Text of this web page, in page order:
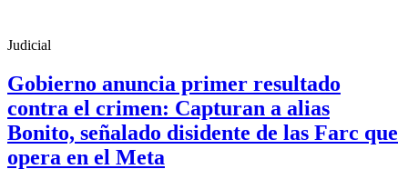
Judicial
Gobierno anuncia primer resultado
contra el crimen: Capturan a alias
Bonito, señalado disidente de las Farc que
opera en el Meta